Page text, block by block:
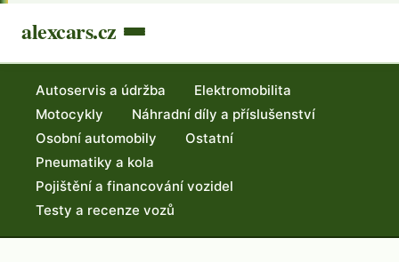
alexcars.cz
Autoservis a údržba
Elektromobilita
Motocykly
Náhradní díly a příslušenství
Osobní automobily
Ostatní
Pneumatiky a kola
Pojištění a financování vozidel
Testy a recenze vozů